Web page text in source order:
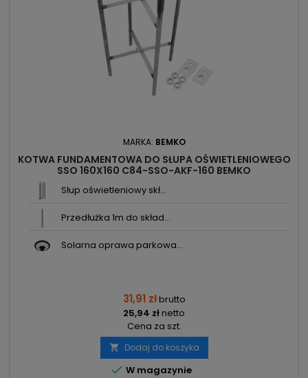
MARKA: BEMKO
KOTWA FUNDAMENTOWA DO SŁUPA OŚWIETLENIOWEGO
SSO 160X160 C84-SSO-AKF-160 BEMKO
Słup oświetleniowy skł...
Przedłużka 1m do skład...
Solarna oprawa parkowa...
31,91 złbrutto
25,94 złnetto
Cena za szt.
 Dodaj do koszyka
 W magazynie